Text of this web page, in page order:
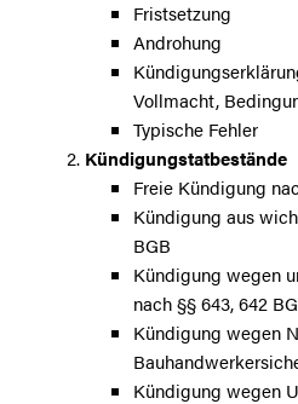
Fristsetzung
Androhung
Vollmacht,
Typische Fehler
Kündigungstatbestände
Freie Kündigung
Kündigung aus
BGB
Kündigung wegen
nach §§ 643, 642
Kündigung wegen
Kündigung wegen